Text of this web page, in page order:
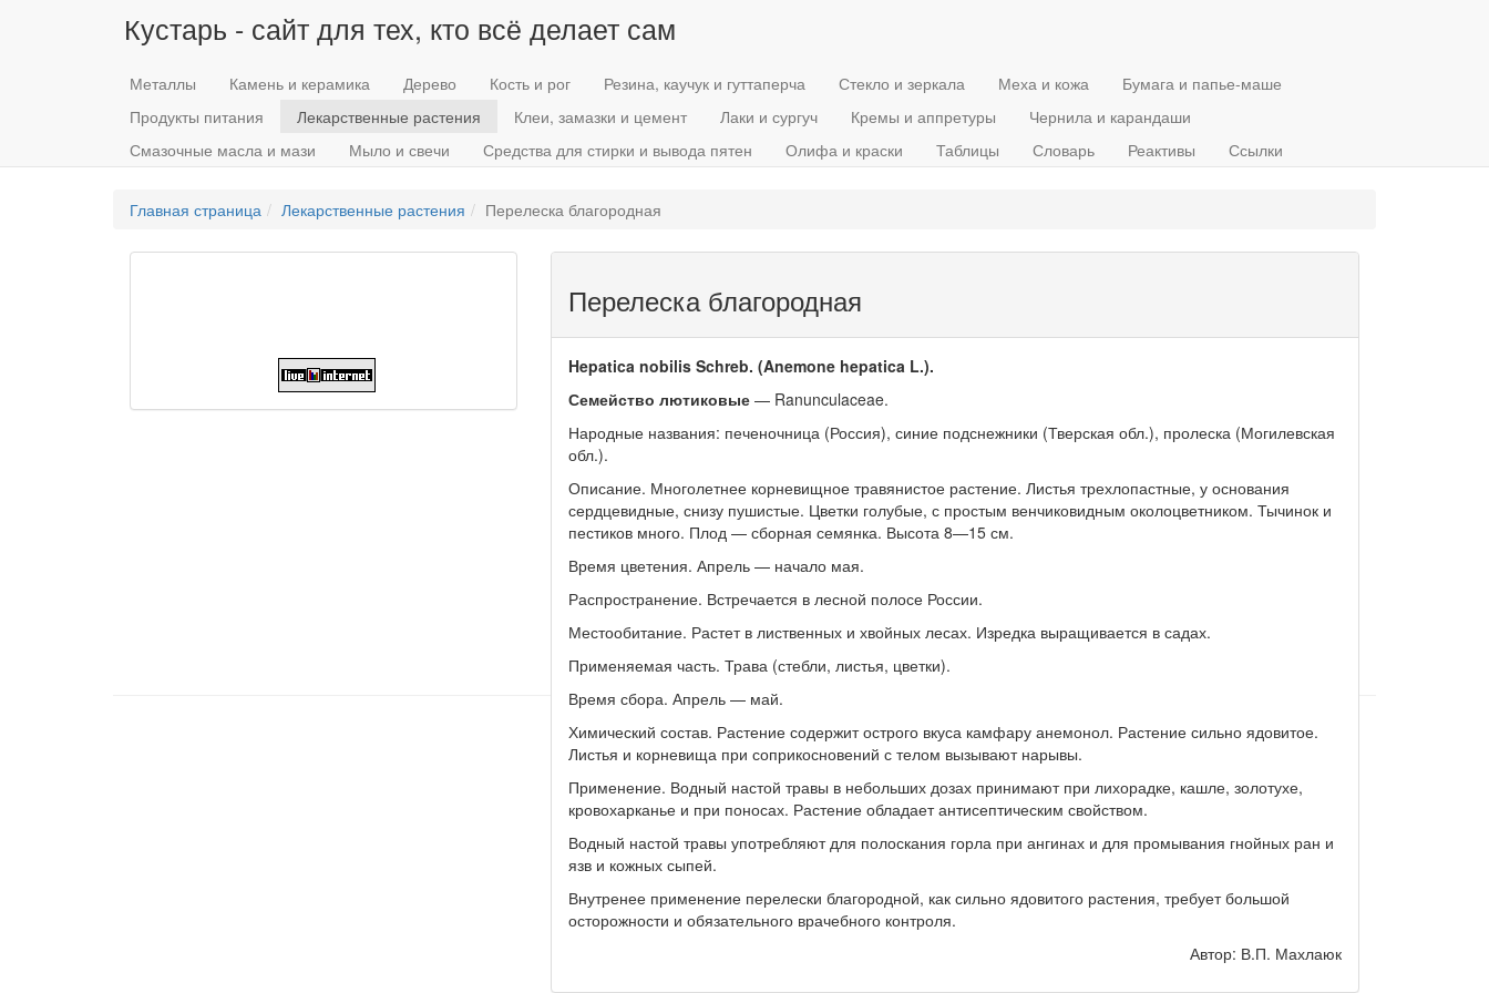
Кустарь - сайт для тех, кто всё делает сам
Металлы Камень и керамика Дерево Кость и рог Резина, каучук и гуттаперча Стекло и зеркала Меха и кожа
Бумага и папье-маше
Продукты питания
Лекарственные растения Клеи, замазки и цемент Лаки и сургуч Кремы и аппретуры
Чернила и карандаши
Смазочные масла и мази
Мыло и свечи Средства для стирки и вывода пятен Олифа и краски Таблицы Словарь Реактивы Ссылки
Главная страница Лекарственные растения Перелеска благородная
Перелеска благородная
Hepatica nobilis Schreb. (Anemone hepatica L.).
Семейство лютиковые — Ranunculaceae.
Народные названия: печеночница (Россия), синие подснежники (Тверская обл.), пролеска (Могилевская
обл.).
Описание. Многолетнее корневищное травянистое растение. Листья трехлопастные, у основания
сердцевидные, снизу пушистые. Цветки голубые, с простым венчиковидным околоцветником. Тычинок и
пестиков много. Плод — сборная семянка. Высота 8—15 см.
Время цветения. Апрель — начало мая.
Распространение. Встречается в лесной полосе России.
Местообитание. Растет в лиственных и хвойных лесах. Изредка выращивается в садах.
Применяемая часть. Трава (стебли, листья, цветки).
Время сбора. Апрель — май.
Химический состав. Растение содержит острого вкуса камфару анемонол. Растение сильно ядовитое.
Листья и корневища при соприкосновений с телом вызывают нарывы.
Применение. Водный настой травы в небольших дозах принимают при лихорадке, кашле, золотухе,
кровохарканье и при поносах. Растение обладает антисептическим свойством.
Водный настой травы употребляют для полоскания горла при ангинах и для промывания гнойных ран и
язв и кожных сыпей.
Внутренее применение перелески благородной, как сильно ядовитого растения, требует большой
осторожности и обязательного врачебного контроля.
Автор: В.П. Махлаюк